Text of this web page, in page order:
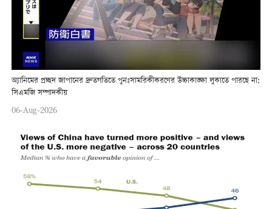
অ্যানিমের প্রচ্ছদ জাপানের দ্রুতগতিতে পুনঃসামরিকীকরণের উচ্চাকাঙ্ক্ষা লুকাতে পারছে না:
সিএমজি সম্পাদকীয়
06-Aug-2026